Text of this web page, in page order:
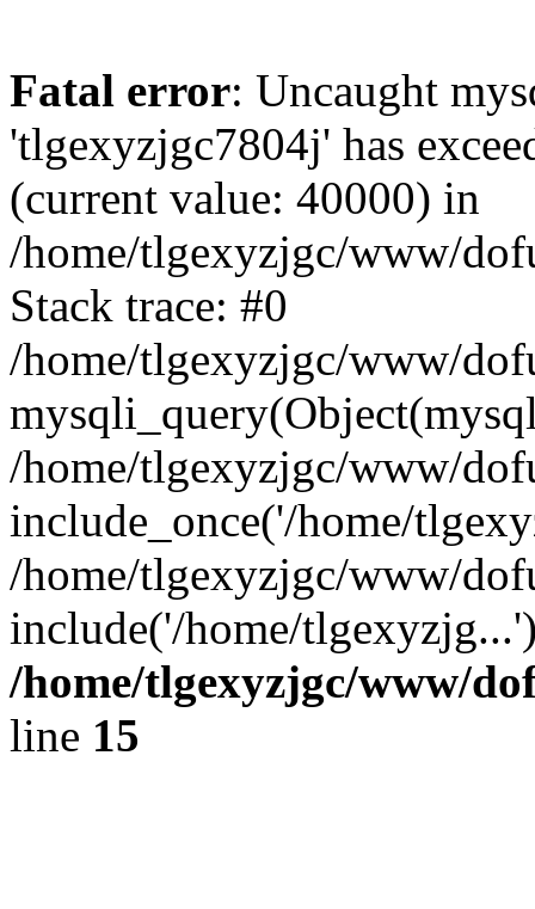
Fatal error: Uncaught
'tlgexyzjgc7804j' has
(current value: 40000) in
/home/tlgexyzjgc/www/
Stack trace: #0
/home/tlgexyzjgc/www/
/home/tlgexyzjgc/www/
include_once('/home/
/home/tlgexyzjgc/www/
include('/home/
/home/tlgexyzjgc/www/
line 15